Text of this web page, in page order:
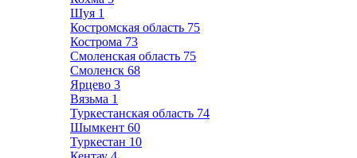
Шуя 1
Костромская область 75
Кострома 73
Смоленская область 75
Смоленск 68
Ярцево 3
Вязьма 1
Туркестанская область 74
Шымкент 60
Туркестан 10